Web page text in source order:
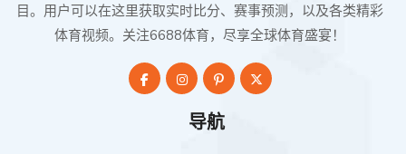
目。用户可以在这里获取实时比分、赛事预测，以及各类精彩
体育视频。关注6688体育，尽享全球体育盛宴！
导航